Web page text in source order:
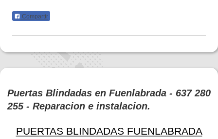
Compartir
Puertas Blindadas en Fuenlabrada - 637 280
255 - Reparacion e instalacion.
PUERTAS BLINDADAS FUENLABRADA